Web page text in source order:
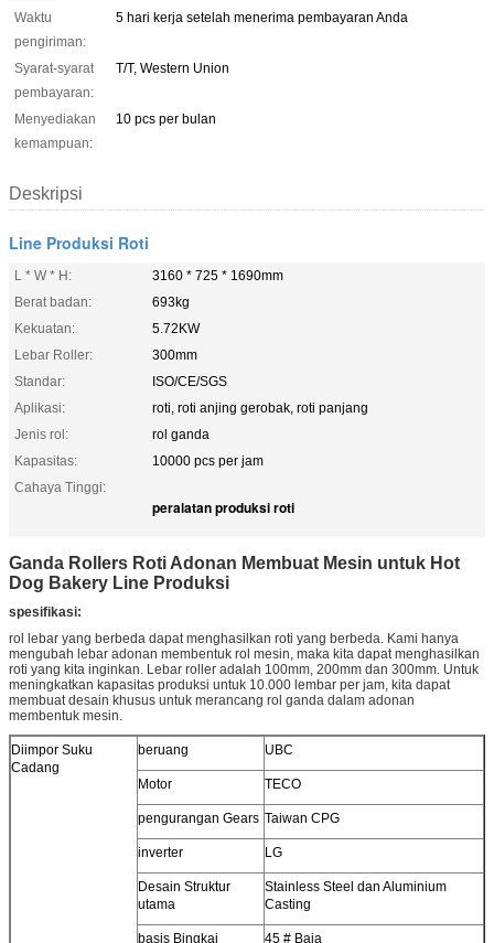
Waktu
pengiriman:
5 hari kerja setelah menerima pembayaran Anda
Syarat-syarat
pembayaran:
T/T, Western Union
Menyediakan
kemampuan:
10 pcs per bulan
Deskripsi
Line Produksi Roti
L * W * H:
3160 * 725 * 1690mm
Berat badan:
693kg
Kekuatan:
5.72KW
Lebar Roller:
300mm
Standar:
ISO/CE/SGS
Aplikasi:
roti, roti anjing gerobak, roti panjang
Jenis rol:
rol ganda
Kapasitas:
10000 pcs per jam
Cahaya Tinggi:
peralatan produksi roti
Ganda Rollers Roti Adonan Membuat Mesin untuk Hot
Dog Bakery Line Produksi
spesifikasi:
rol lebar yang berbeda dapat menghasilkan roti yang berbeda. Kami hanya
mengubah lebar adonan membentuk rol mesin, maka kita dapat menghasilkan
roti yang kita inginkan. Lebar roller adalah 100mm, 200mm dan 300mm. Untuk
meningkatkan kapasitas produksi untuk 10.000 lembar per jam, kita dapat
membuat desain khusus untuk merancang rol ganda dalam adonan
membentuk mesin.
Diimpor Suku
Cadang
beruang UBC
Motor TECO
pengurangan Gears Taiwan CPG
inverter LG
Desain Struktur
utama
Stainless Steel dan Aluminium
Casting
basis Bingkai 45 # Baja